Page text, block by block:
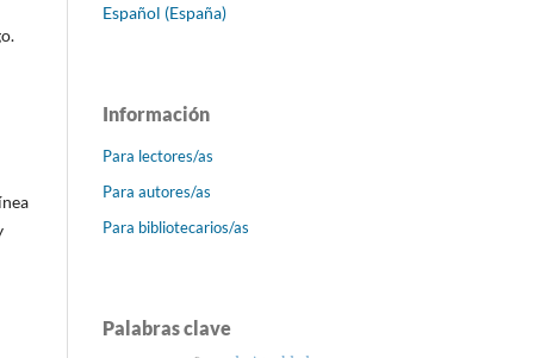
Español (España)
Información
Para lectores/as
Para autores/as
Para bibliotecarios/as
Palabras clave